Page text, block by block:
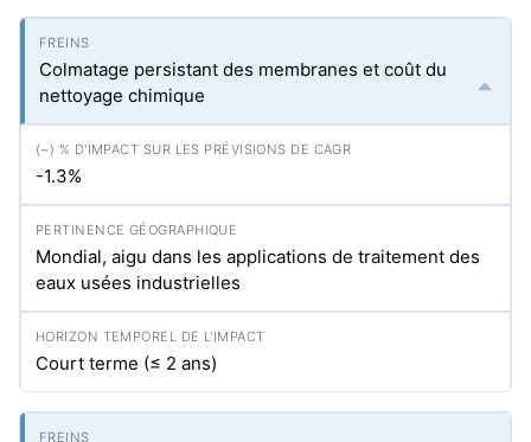
Colmatage persistant des membranes et coût du
nettoyage chimique
-1.3%
Mondial, aigu dans les applications de traitement des
eaux usées industrielles
Court terme (≤ 2 ans)